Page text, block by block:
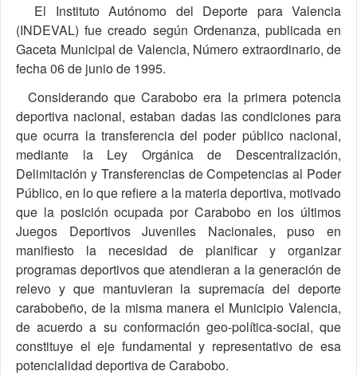
El Instituto Autónomo del Deporte para Valencia
(INDEVAL) fue creado según Ordenanza, publicada en
Gaceta Municipal de Valencia, Número extraordinario, de
fecha 06 de junio de 1995.
Considerando que Carabobo era la primera potencia
deportiva nacional, estaban dadas las condiciones para
que ocurra la transferencia del poder público nacional,
mediante la Ley Orgánica de Descentralización,
Delimitación y Transferencias de Competencias al Poder
Público, en lo que refiere a la materia deportiva, motivado
que la posición ocupada por Carabobo en los últimos
Juegos Deportivos Juveniles Nacionales, puso en
manifiesto la necesidad de planificar y organizar
programas deportivos que atendieran a la generación de
relevo y que mantuvieran la supremacía del deporte
carabobeño, de la misma manera el Municipio Valencia,
de acuerdo a su conformación geo-política-social, que
constituye el eje fundamental y representativo de esa
potencialidad deportiva de Carabobo.